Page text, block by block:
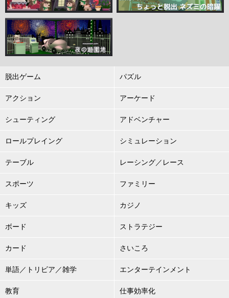
脱出ゲーム パズル
アクション アーケード
シューティング アドベンチャー
ロールプレイング シミュレーション
テーブル レーシング／レース
スポーツ ファミリー
キッズ カジノ
ボード ストラテジー
カード さいころ
単語／トリビア／雑学 エンターテインメント
教育 仕事効率化